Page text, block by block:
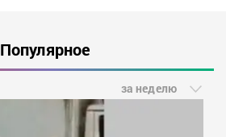
Популярное
за неделю